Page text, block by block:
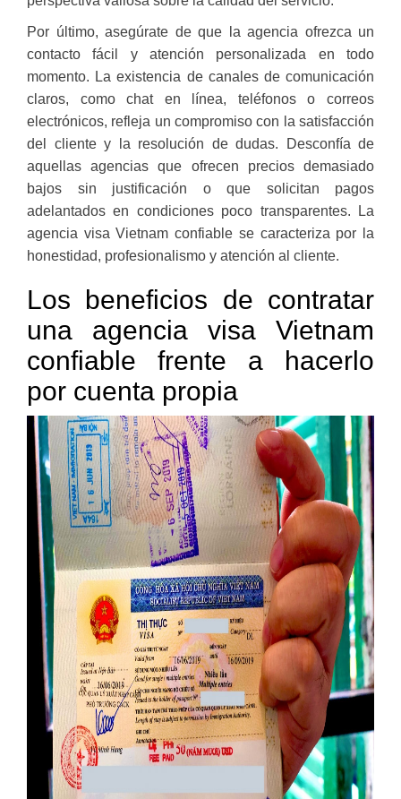
Por último, asegúrate de que la agencia ofrezca un
contacto fácil y atención personalizada en todo
momento. La existencia de canales de comunicación
claros, como chat en línea, teléfonos o correos
electrónicos, refleja un compromiso con la satisfacción
del cliente y la resolución de dudas. Desconfía de
aquellas agencias que ofrecen precios demasiado
bajos sin justificación o que solicitan pagos
adelantados en condiciones poco transparentes. La
agencia visa Vietnam confiable se caracteriza por la
honestidad, profesionalismo y atención al cliente.
Los beneficios de contratar
una agencia visa Vietnam
confiable frente a hacerlo
por cuenta propia